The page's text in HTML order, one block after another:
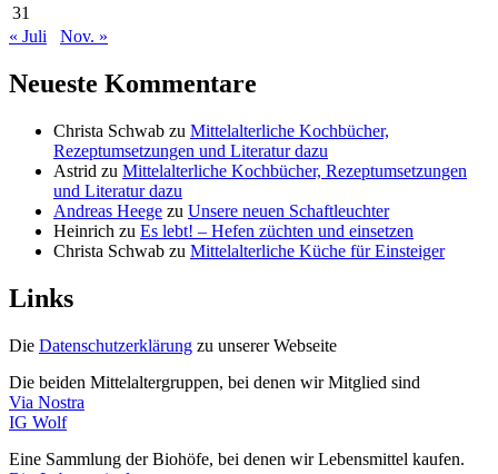
31
« Juli
Nov. »
Neueste Kommentare
Christa Schwab zu Mittelalterliche Kochbücher,
Rezeptumsetzungen und Literatur dazu
Astrid zu Mittelalterliche Kochbücher, Rezeptumsetzungen
und Literatur dazu
Andreas Heege zu Unsere neuen Schaftleuchter
Heinrich zu Es lebt! – Hefen züchten und einsetzen
Christa Schwab zu Mittelalterliche Küche für Einsteiger
Links
Die Datenschutzerklärung zu unserer Webseite
Die beiden Mittelaltergruppen, bei denen wir Mitglied sind
Via Nostra
IG Wolf
Eine Sammlung der Biohöfe, bei denen wir Lebensmittel kaufen.